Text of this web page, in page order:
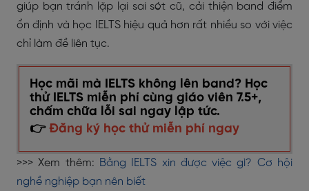
giúp bạn tránh lặp lại sai sót cũ, cải thiện band điểm
ổn định và học IELTS hiệu quả hơn rất nhiều so với việc
chỉ làm đề liên tục.
Học mãi mà IELTS không lên band? Học
thử IELTS miễn phí cùng giáo viên 7.5+,
chấm chữa lỗi sai ngay lập tức.
👉 Đăng ký học thử miễn phí ngay
>>> Xem thêm: Bằng IELTS xin được việc gì? Cơ hội
nghề nghiệp bạn nên biết